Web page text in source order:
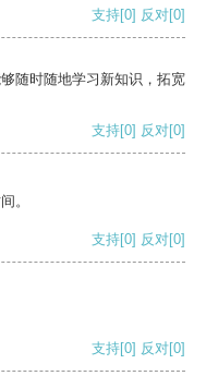
支持[0] 反对[0]
随时随地学习新知识，拓宽
支持[0] 反对[0]
。
支持[0] 反对[0]
支持[0] 反对[0]